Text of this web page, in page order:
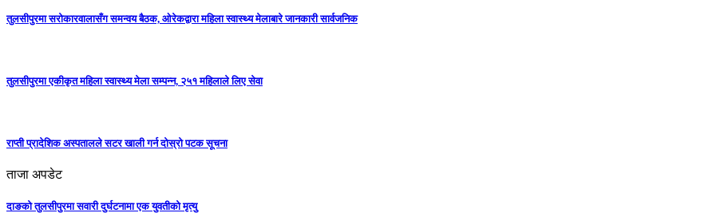
तुलसीपुरमा सरोकारवालासँग समन्वय बैठक, ओरेकद्वारा महिला स्वास्थ्य मेलाबारे जानकारी सार्वजनिक
तुलसीपुरमा एकीकृत महिला स्वास्थ्य मेला सम्पन्न, २५१ महिलाले लिए सेवा
राप्ती प्रादेशिक अस्पतालले सटर खाली गर्न दोस्रो पटक सूचना
ताजा अपडेट
दाङको तुलसीपुरमा सवारी दुर्घटनामा एक युवतीको मृत्यु